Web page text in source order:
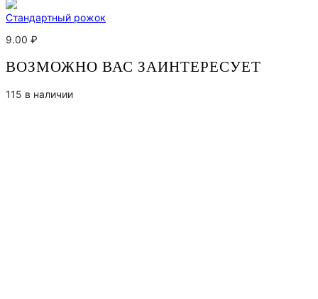
Стандартный рожок
9.00 ₽
ВОЗМОЖНО ВАС ЗАИНТЕРЕСУЕТ
115 в наличии